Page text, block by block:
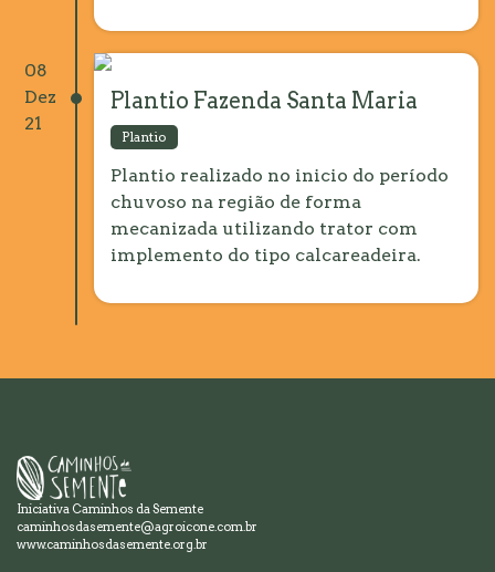
08
Dez
21
Plantio Fazenda Santa Maria
Plantio
Plantio realizado no inicio do período
chuvoso na região de forma
mecanizada utilizando trator com
implemento do tipo calcareadeira.
Iniciativa Caminhos da Semente
caminhosdasemente@agroicone.com.br
www.caminhosdasemente.org.br